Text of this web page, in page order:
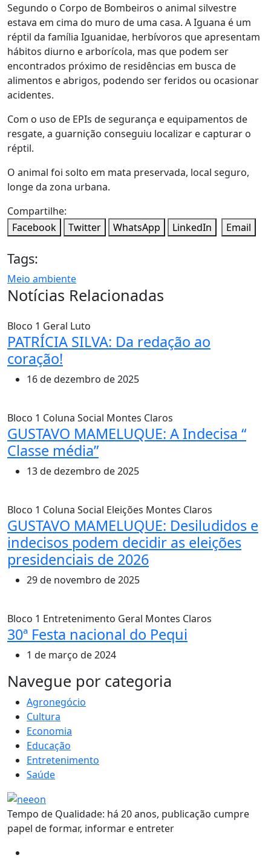
Segundo o Corpo de Bombeiros o animal silvestre
estava em cima do muro de uma casa. A Iguana é um
réptil da família Iguanidae, herbívoros que apresentam
hábitos diurno e arborícola, mas que podem ser
encontrados próximo de residências em busca de
alimentos e abrigos, podendo ser feridos ou ocasionar
acidentes.
Com o uso de EPIs de segurança e equipamentos de
resgate, a guarnição conseguiu localizar e capturar o
réptil.
O animal foi solto em mata preservada, local seguro,
longe da zona urbana.
Compartilhe:
Facebook
Twitter WhatsApp LinkedIn Email
Tags:
Meio ambiente
Notícias Relacionadas
Bloco 1 Geral Luto
PATRÍCIA SILVA: Da redação ao
coração!
16 de dezembro de 2025
Bloco 1 Coluna Social Montes Claros
GUSTAVO MAMELUQUE: A Indecisa “
Classe média”
13 de dezembro de 2025
Bloco 1 Coluna Social Eleições Montes Claros
GUSTAVO MAMELUQUE: Desiludidos e
indecisos podem decidir as eleições
presidenciais de 2026
29 de novembro de 2025
Bloco 1 Entretenimento Geral Montes Claros
30ª Festa nacional do Pequi
1 de março de 2024
MAIS VISTOS
Navegue por categoria
Agronegócio
Cultura
Economia
Educação
Entretenimento
Saúde
Tempo de Qualidade: há 20 anos, publicação cumpre
papel de formar, informar e entreter